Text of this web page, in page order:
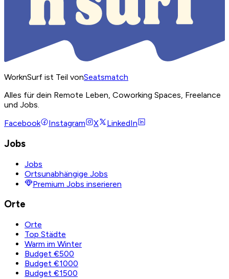
WorknSurf ist Teil vonSeatsmatch
Alles für dein Remote Leben, Coworking Spaces, Freelance
und Jobs.
Facebook
Instagram X LinkedIn
Jobs
Jobs
Ortsunabhängige Jobs
Premium Jobs inserieren
Orte
Orte
Top Städte
Warm im Winter
Budget €500
Budget €1000
Budget €1500